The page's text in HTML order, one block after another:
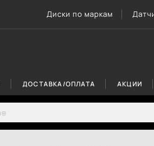
Диски по маркам
ДОСТАВКА/ОПЛАТА АКЦИИ